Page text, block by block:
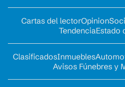
Cartas del lectorOpinion
TendenciaEstado
ClasificadosInmuebles
Avisos Fúnebres y